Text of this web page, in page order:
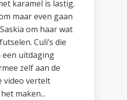
karamel is lastig.
maar even gaan
om haar wat
Culi’s die
een uitdaging
zelf aan de
video vertelt
maken...